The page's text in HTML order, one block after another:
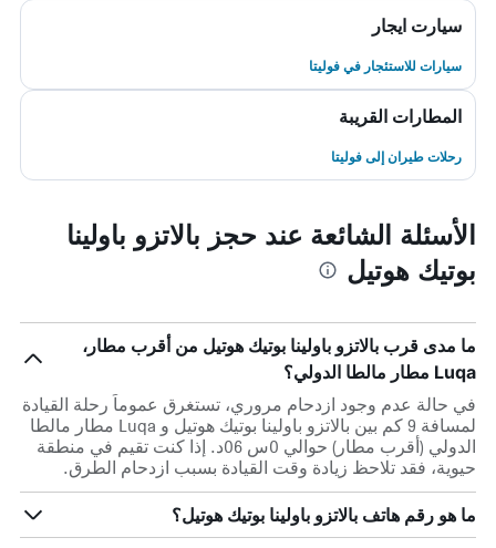
سيارت ايجار
سيارات للاستئجار في فوليتا
المطارات القريبة
رحلات طيران إلى فوليتا
الأسئلة الشائعة عند حجز بالاتزو باولينا
بوتيك هوتيل
ما مدى قرب بالاتزو باولينا بوتيك هوتيل من أقرب مطار،
Luqa مطار مالطا الدولي؟
في حالة عدم وجود ازدحام مروري، تستغرق عموماً رحلة القيادة
لمسافة 9 كم بين بالاتزو باولينا بوتيك هوتيل و Luqa مطار مالطا
الدولي (أقرب مطار) حوالي 0س 06د. إذا كنت تقيم في منطقة
حيوية، فقد تلاحظ زيادة وقت القيادة بسبب ازدحام الطرق.
ما هو رقم هاتف بالاتزو باولينا بوتيك هوتيل؟